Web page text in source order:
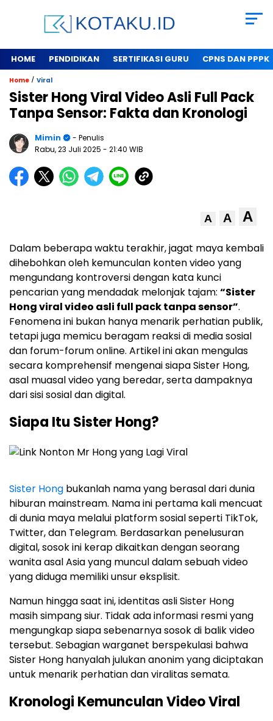
HOME PENDIDIKAN SERTIFIKASI GURU CPNS DAN PPPK
Home / Viral
Sister Hong Viral Video Asli Full Pack
Tanpa Sensor: Fakta dan Kronologi
Mimin
- Penulis
Rabu, 23 Juli 2025 - 21:40 WIB
A A A
Dalam beberapa waktu terakhir, jagat maya kembali
dihebohkan oleh kemunculan konten video yang
mengundang kontroversi dengan kata kunci
pencarian yang mendadak melonjak tajam: “Sister
Hong viral video asli full pack tanpa sensor”.
Fenomena ini bukan hanya menarik perhatian publik,
tetapi juga memicu beragam reaksi di media sosial
dan forum-forum online. Artikel ini akan mengulas
secara komprehensif mengenai siapa Sister Hong,
asal muasal video yang beredar, serta dampaknya
dari sisi sosial dan digital.
Siapa Itu Sister Hong?
Sister Hong bukanlah nama yang berasal dari dunia
hiburan mainstream. Nama ini pertama kali mencuat
di dunia maya melalui platform sosial seperti TikTok,
Twitter, dan Telegram. Berdasarkan penelusuran
digital, sosok ini kerap dikaitkan dengan seorang
wanita asal Asia yang muncul dalam sebuah video
yang diduga memiliki unsur eksplisit.
Namun hingga saat ini, identitas asli Sister Hong
masih simpang siur. Tidak ada informasi resmi yang
mengungkap siapa sebenarnya sosok di balik video
tersebut. Sebagian warganet berspekulasi bahwa
Sister Hong hanyalah julukan anonim yang diciptakan
untuk menarik perhatian dan viralitas semata.
Kronologi Kemunculan Video Viral